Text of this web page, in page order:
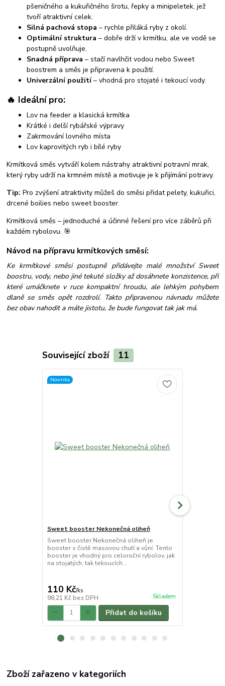
pšeničného a kukuřičného šrotu, řepky a minipeletek, jež
tvoří atraktivní celek.
Silná pachová stopa – rychle přiláká ryby z okolí.
Optimální struktura – dobře drží v krmítku, ale ve vodě se
postupně uvolňuje.
Snadná příprava – stačí navlhčit vodou nebo Sweet
boostrem a směs je připravena k použití.
Univerzální použití– vhodná pro stojaté i tekoucí vody.
🔥 Ideální pro:
Lov na feeder a klasická krmítka
Krátké i delší rybářské výpravy
Zakrmování lovného místa
Lov kaprovitých ryb i bílé ryby
Krmítková směs vytváří kolem nástrahy atraktivní potravní mrak,
který ryby udrží na krmném místě a motivuje je k přijímání potravy.
Tip: Pro zvýšení atraktivity můžeš do směsi přidat pelety, kukuřici,
drcené boilies nebo sweet booster.
Krmítková směs – jednoduché a účinné řešení pro více záběrů při
každém rybolovu. 🎯
Návod na přípravu krmítkových směsí:
Ke krmítkové směsi postupně přidávejte malé množství Sweet
boostru, vody, nebo jiné tekuté složky až dosáhnete konzistence, při
které umáčknete v ruce kompaktní hroudu, ale lehkým pohybem
dlaně se směs opět rozdrolí. Takto připravenou návnadu můžete
bez obav nahodit a máte jistotu, že bude fungovat tak jak má.
Související zboží 11
Novinka
Sweet booster Nekonečná oliheň
Sweet booster Nekonečná oliheň je
booster s čistě masovou chutí a vůní. Tento
booster je vhodný pro celoroční rybolov, jak
na stojatých, tak tekoucích...
110 Kč/ks
98,21 Kč bez DPH Skladem
Přidat do košíku
Zboží zařazeno v kategoriích